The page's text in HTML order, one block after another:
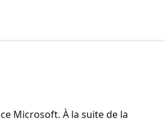
Microsoft. À la suite de la